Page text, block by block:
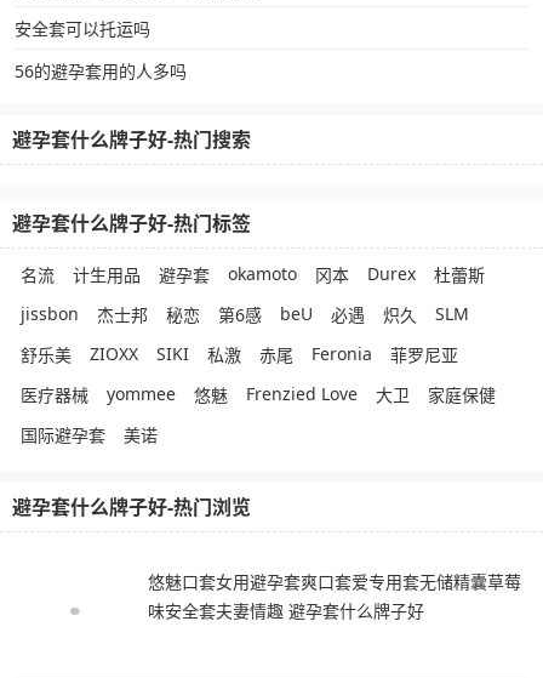
安全套可以托运吗
56的避孕套用的人多吗
避孕套什么牌子好-热门搜索
避孕套什么牌子好-热门标签
名流 计生用品 避孕套 okamoto 冈本 Durex
杜蕾斯
jissbon
杰士邦 秘恋 第6感 beU 必遇 炽久
SLM
舒乐美
ZIOXX SIKI 私激 赤尾 Feronia
菲罗尼亚
医疗器械
yommee 悠魅 Frenzied Love 大卫
家庭保健
国际避孕套
美诺
避孕套什么牌子好-热门浏览
悠魅口套女用避孕套爽口套爱专用套无储精囊草莓
味安全套夫妻情趣 避孕套什么牌子好